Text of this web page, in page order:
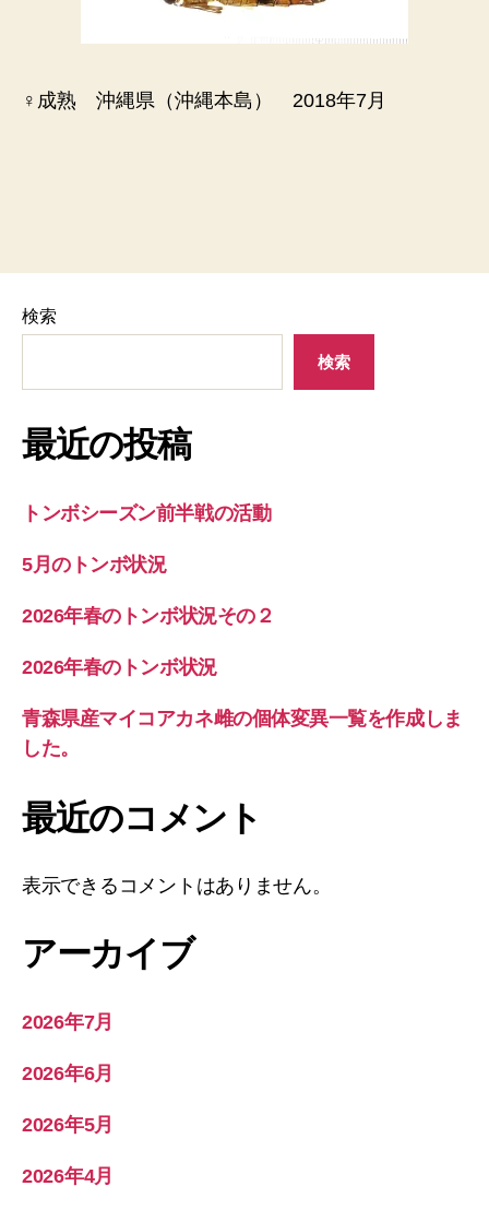
♀成熟 沖縄県（沖縄本島） 2018年7月
検索
検索
最近の投稿
トンボシーズン前半戦の活動
5月のトンボ状況
2026年春のトンボ状況その２
2026年春のトンボ状況
青森県産マイコアカネ雌の個体変異一覧を作成しま
した。
最近のコメント
表示できるコメントはありません。
アーカイブ
2026年7月
2026年6月
2026年5月
2026年4月